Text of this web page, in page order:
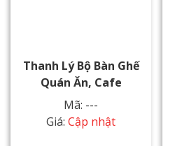
Thanh Lý Bộ Bàn Ghế
Quán Ăn, Cafe
Mã: ---
Giá: Cập nhật